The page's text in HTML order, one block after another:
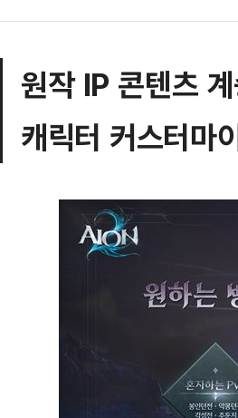
원작 IP 콘텐츠
캐릭터 커스터마